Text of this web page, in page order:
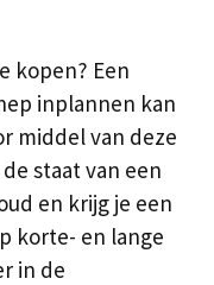
kopen? Een
inplannen kan
middel van deze
staat van een
en krijg je een
korte- en lange
in de